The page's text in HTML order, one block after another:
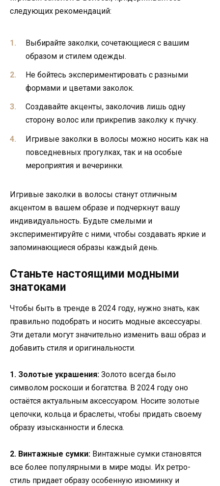
следующих рекомендаций:
Выбирайте заколки, сочетающиеся с вашим
образом и стилем одежды.
Не бойтесь экспериментировать с разными
формами и цветами заколок.
Создавайте акценты, заколочив лишь одну
сторону волос или прикрепив заколку к пучку.
Игривые заколки в волосы можно носить как на
повседневных прогулках, так и на особые
мероприятия и вечеринки.
Игривые заколки в волосы станут отличным
акцентом в вашем образе и подчеркнут вашу
индивидуальность. Будьте смелыми и
экспериментируйте с ними, чтобы создавать яркие и
запоминающиеся образы каждый день.
Станьте настоящими модными
знатоками
Чтобы быть в тренде в 2024 году, нужно знать, как
правильно подобрать и носить модные аксессуары.
Эти детали могут значительно изменить ваш образ и
добавить стиля и оригинальности.
1. Золотые украшения: Золото всегда было
символом роскоши и богатства. В 2024 году оно
остаётся актуальным аксессуаром. Носите золотые
цепочки, кольца и браслеты, чтобы придать своему
образу изысканности и блеска.
2. Винтажные сумки: Винтажные сумки становятся
все более популярными в мире моды. Их ретро-
стиль придает образу особенную изюминку и